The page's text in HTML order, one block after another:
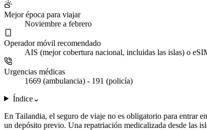
Mejor época para viajar
Noviembre a febrero
Operador móvil recomendado
AIS (mejor cobertura nacional, incluidas las islas) o
Urgencias médicas
1669 (ambulancia) - 191 (policía)
Índice⌄
En Tailandia, el seguro de viaje no es obligatorio para entrar
un depósito previo. Una repatriación medicalizada desde las